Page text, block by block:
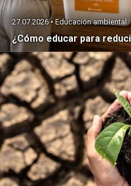
¿Cómo educar para
27.07.2026 • Educación ambiental